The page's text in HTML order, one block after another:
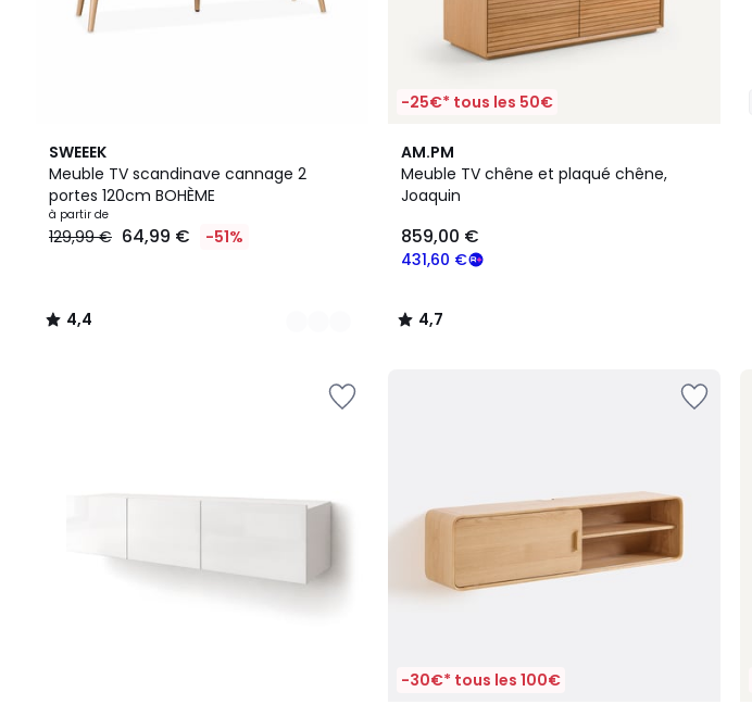
SWEEEK
Meuble TV scandinave cannage 2
portes 120cm BOHÈME
Prix
à
€
à partir de
129,99 € 64,99 € -51%
4,4
/ 5
4
Couleurs
4,4
/
-25€* tous les 50€
AM.PM
Meuble TV chêne et plaqué chêne,
Joaquin
431,60 €
859,00 €
4,7
/ 5
4,7
/
-30€* tous les 100€